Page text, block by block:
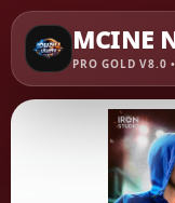
MCINE
PRO GOLD V8.0